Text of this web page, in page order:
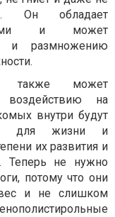
Он обладает
и может
и размножению
также может
воздействию на
внутри будут
для жизни и
их развития и
Теперь не нужно
потому что они
и не слишком